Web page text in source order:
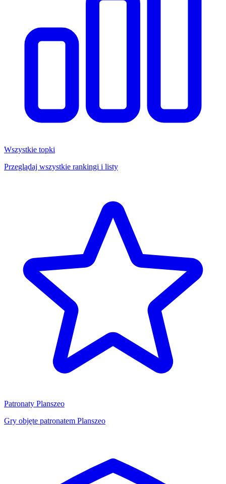
Wszystkie topki
Przeglądaj wszystkie rankingi i listy
Patronaty Planszeo
Gry objęte patronatem Planszeo